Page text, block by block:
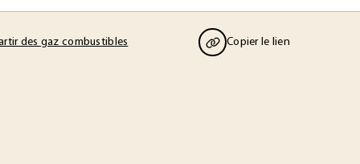
des gaz combustibles Copier le lien